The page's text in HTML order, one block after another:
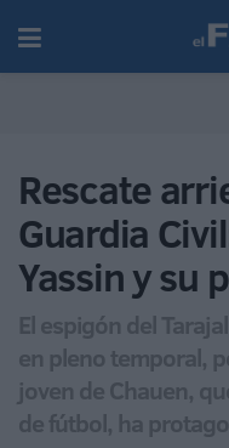
Rescate
Guardia
Yassin y su
El espigón del
en pleno temporal,
joven de Chauen,
de fútbol, ha